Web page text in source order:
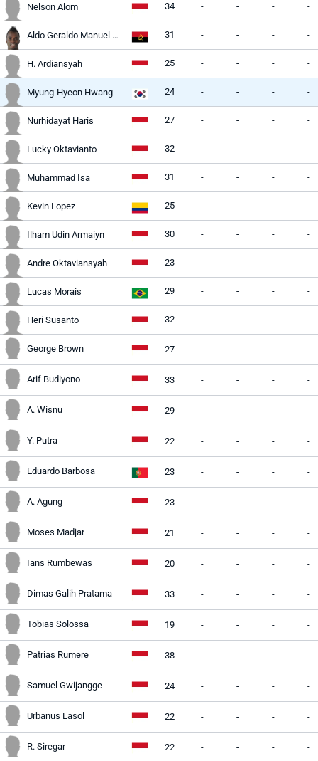
Nelson Alom 34 - - - -
Aldo Geraldo Manuel Monteiro 31 - - - -
H. Ardiansyah 25 - - - -
Myung-Hyeon Hwang 24 - - - -
Nurhidayat Haris 27 - - - -
Lucky Oktavianto 32 - - - -
Muhammad Isa 31 - - - -
Kevin Lopez 25 - - - -
Ilham Udin Armaiyn 30 - - - -
Andre Oktaviansyah 23 - - - -
Lucas Morais 29 - - - -
Heri Susanto 32 - - - -
George Brown 27 - - - -
Arif Budiyono 33 - - - -
A. Wisnu 29 - - - -
Y. Putra 22 - - - -
Eduardo Barbosa 23 - - - -
A. Agung 23 - - - -
Moses Madjar 21 - - - -
Ians Rumbewas 20 - - - -
Dimas Galih Pratama 33 - - - -
Tobias Solossa 19 - - - -
Patrias Rumere 38 - - - -
Samuel Gwijangge 24 - - - -
Urbanus Lasol 22 - - - -
R. Siregar 22 - - - -